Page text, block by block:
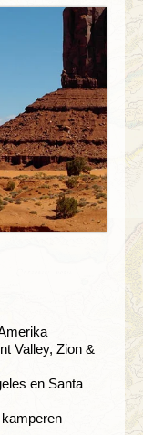
Valley, Zion &
en Santa